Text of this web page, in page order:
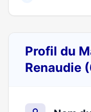
Profil du
Renaudie